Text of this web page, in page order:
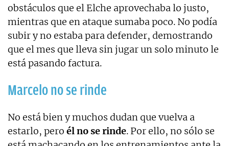
obstáculos que el Elche aprovechaba lo justo,
mientras que en ataque sumaba poco. No podía
subir y no estaba para defender, demostrando
que el mes que lleva sin jugar un solo minuto le
está pasando factura.
Marcelo no se rinde
No está bien y muchos dudan que vuelva a
estarlo, pero él no se rinde. Por ello, no sólo se